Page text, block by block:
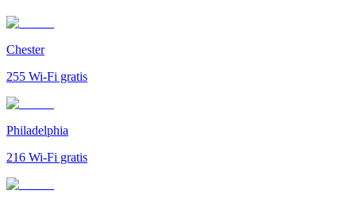
Chester
255 Wi-Fi gratis
Philadelphia
216 Wi-Fi gratis